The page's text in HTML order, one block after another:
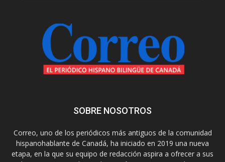
SOBRE NOSOTROS
Correo, uno de los periódicos más antiguos de la comunidad
hispanohablante de Canadá, ha iniciado en 2019 una nueva
etapa, en la que su equipo de redacción aspira a ofrecer a sus